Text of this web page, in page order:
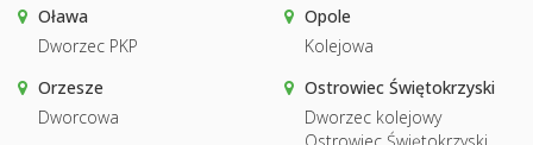
Oława
Dworzec PKP
Opole
Kolejowa
Orzesze
Dworcowa
Ostrowiec Świętokrzyski
Dworzec kolejowy
Ostrowiec Świętokrzyski